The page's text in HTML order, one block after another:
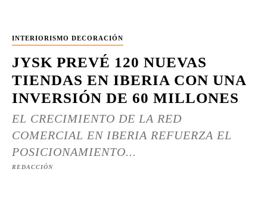
INTERIORISMO DECORACIÓN
JYSK PREVÉ 120 NUEVAS
TIENDAS EN IBERIA CON UNA
INVERSIÓN DE 60 MILLONES
EL CRECIMIENTO DE LA RED
COMERCIAL EN IBERIA REFUERZA EL
POSICIONAMIENTO...
REDACCIÓN